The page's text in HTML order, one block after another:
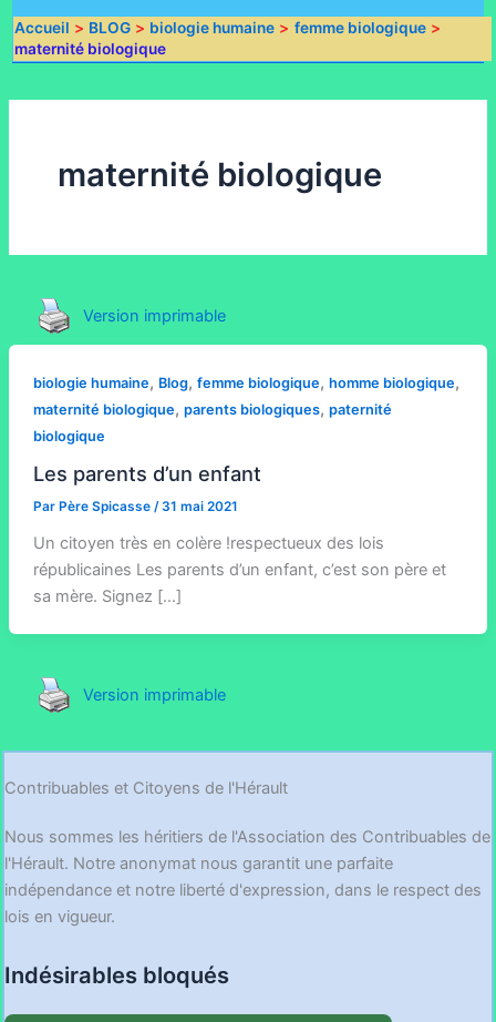
Accueil BLOG biologie humaine
femme biologique
maternité biologique
maternité biologique
Version imprimable
biologie humaine, Blog, femme biologique, homme biologique,
maternité biologique, parents biologiques, paternité
biologique
Les parents d’un enfant
Par Père Spicasse /31 mai 2021
Un citoyen très en colère !respectueux des lois
républicaines Les parents d’un enfant, c’est son père et
sa mère. Signez […]
Version imprimable
Contribuables et Citoyens de l'Hérault
Nous sommes les héritiers de l'Association des Contribuables de
l'Hérault. Notre anonymat nous garantit une parfaite
indépendance et notre liberté d'expression, dans le respect des
lois en vigueur.
Indésirables bloqués